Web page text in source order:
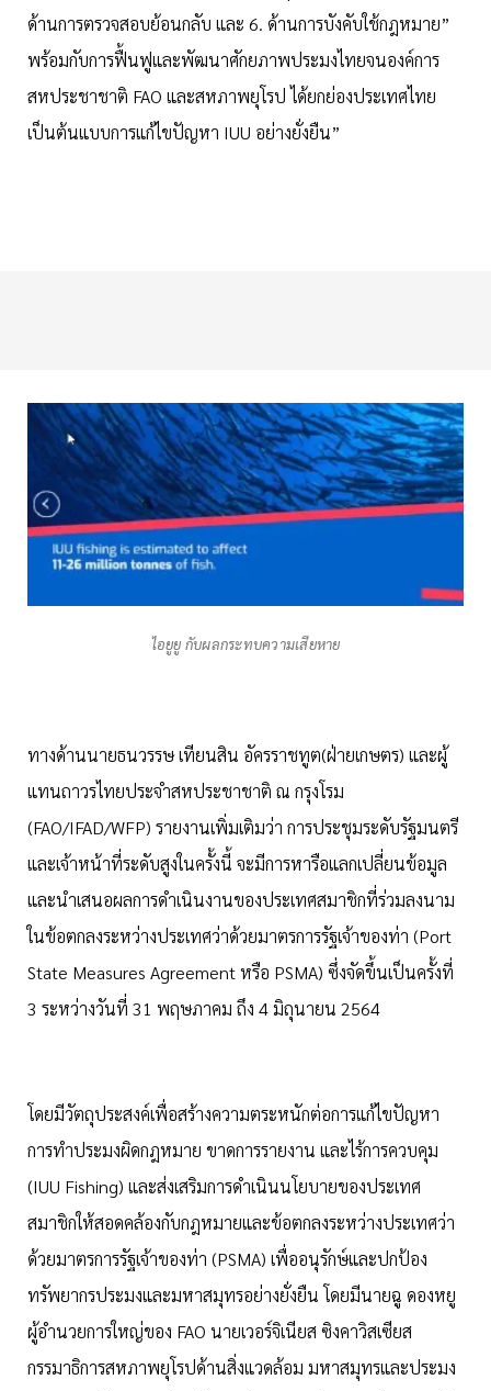
ด้านการตรวจสอบย้อนกลับ และ 6. ด้านการบังคับใช้กฎหมาย”
พร้อมกับการฟื้นฟูและพัฒนาศักยภาพประมงไทยจนองค์การ
สหประชาชาติ FAO และสหภาพยุโรป ได้ยกย่องประเทศไทย
เป็นต้นแบบการแก้ไขปัญหา IUU อย่างยั่งยืน”
ไอยูยู กับผลกระทบความเสียหาย
ทางด้านนายธนวรรษ เทียนสิน อัครราชทูต(ฝ่ายเกษตร) และผู้
แทนถาวรไทยประจำสหประชาชาติ ณ กรุงโรม
(FAO/IFAD/WFP) รายงานเพิ่มเติมว่า การประชุมระดับรัฐมนตรี
และเจ้าหน้าที่ระดับสูงในครั้งนี้ จะมีการหารือแลกเปลี่ยนข้อมูล
และนำเสนอผลการดำเนินงานของประเทศสมาชิกที่ร่วมลงนาม
ในข้อตกลงระหว่างประเทศว่าด้วยมาตรการรัฐเจ้าของท่า (Port
State Measures Agreement หรือ PSMA) ซึ่งจัดขึ้นเป็นครั้งที่
3 ระหว่างวันที่ 31 พฤษภาคม ถึง 4 มิถุนายน 2564
โดยมีวัตถุประสงค์เพื่อสร้างความตระหนักต่อการแก้ไขปัญหา
การทำประมงผิดกฎหมาย ขาดการรายงาน และไร้การควบคุม
(IUU Fishing) และส่งเสริมการดำเนินนโยบายของประเทศ
สมาชิกให้สอดคล้องกับกฎหมายและข้อตกลงระหว่างประเทศว่า
ด้วยมาตรการรัฐเจ้าของท่า (PSMA) เพื่ออนุรักษ์และปกป้อง
ทรัพยากรประมงและมหาสมุทรอย่างยั่งยืน โดยมีนายฉู ดองหยู
ผู้อำนวยการใหญ่ของ FAO นายเวอร์จิเนียส ซิงคาวิสเซียส
กรรมาธิการสหภาพยุโรปด้านสิ่งแวดล้อม มหาสมุทรและประมง